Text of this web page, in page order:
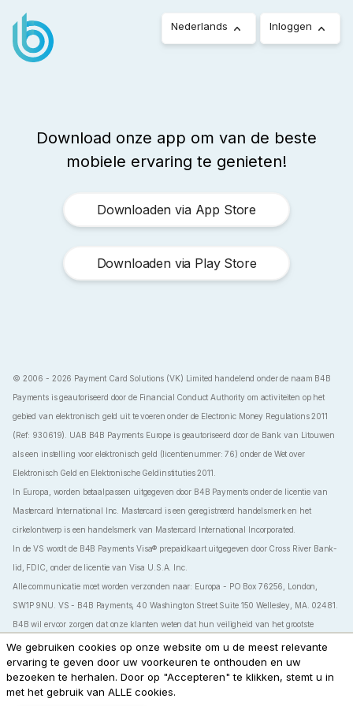
Nederlands Inloggen
Download onze app om van de beste
mobiele ervaring te genieten!
Downloaden via App Store
Downloaden via Play Store
© 2006 - 2026 Payment Card Solutions (VK) Limited handelend onder de naam B4B
Payments is geautoriseerd door de Financial Conduct Authority om activiteiten op het
gebied van elektronisch geld uit te voeren onder de Electronic Money Regulations 2011
(Ref: 930619). UAB B4B Payments Europe is geautoriseerd door de Bank van Litouwen
als een instelling voor elektronisch geld (licentienummer: 76) onder de Wet over
Elektronisch Geld en Elektronische Geldinstituties 2011.
In Europa, worden betaalpassen uitgegeven door B4B Payments onder de licentie van
Mastercard International Inc. Mastercard is een geregistreerd handelsmerk en het
cirkelontwerp is een handelsmerk van Mastercard International Incorporated.
In de VS wordt de B4B Payments Visa® prepaidkaart uitgegeven door Cross River Bank-
lid, FDIC, onder de licentie van Visa U.S.A. Inc.
Alle communicatie moet worden verzonden naar: Europa - PO Box 76256, London,
SW1P 9NU. VS - B4B Payments, 40 Washington Street Suite 150 Wellesley, MA. 02481.
B4B wil ervoor zorgen dat onze klanten weten dat hun veiligheid van het grootste
belang is. Daarom zullen we u nooit vragen om ons uw wachtwoorden, pincodes of
eenmalige toegangscodes (OTP's) door te geven.
Bij B4B Payments hebben we alle nodige stappen ondernomen om klantgegevens te
beveiligen en hun privacy te beschermen. Onze systemen zijn ontworpen met talloze
We gebruiken cookies op onze website om u de meest relevante
ervaring te geven door uw voorkeuren te onthouden en uw
bezoeken te herhalen. Door op "Accepteren" te klikken, stemt u in
met het gebruik van ALLE cookies.